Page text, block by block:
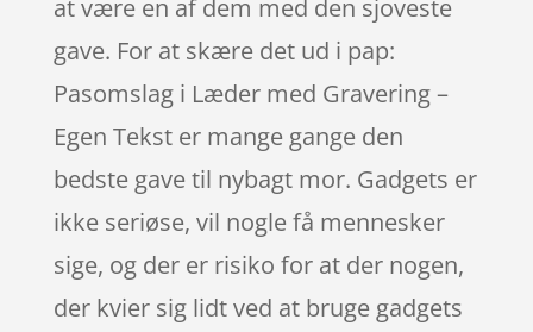
at være en af dem med den sjoveste
gave. For at skære det ud i pap:
Pasomslag i Læder med Gravering –
Egen Tekst er mange gange den
bedste gave til nybagt mor. Gadgets er
ikke seriøse, vil nogle få mennesker
sige, og der er risiko for at der nogen,
der kvier sig lidt ved at bruge gadgets